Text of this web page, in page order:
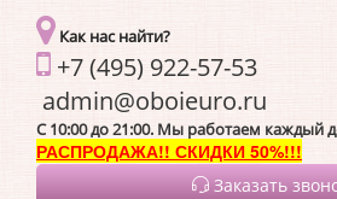
Как нас найти?
+7 (495) 922-57-53
C 10:00 до 21:00. Мы работаем каждый
РАСПРОДАЖА!! СКИДКИ 50%!!!
Заказать